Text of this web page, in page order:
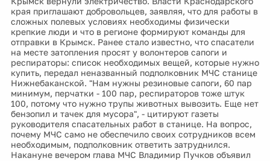
края приглашают добровольцев, заявляя, что для работы в
сложных полевых условиях необходимы физически
крепкие люди и что в регионе формируют команды для
отправки в Крымск. Ранее стало известно, что спасатели
на месте затопления просят у волонтеров сапоги и
респираторы: список необходимых вещей, которые нужно
купить, передал неназванный подполковник МЧС станице
Нижнебаканской. "Нам нужны резиновые сапоги, 60 пар
минимум, перчатки - 100 пар, респираторов тоже штук
100, потому что нужно трупы животных вывозить. Еще нет
бензопил и тачек для мусора", - цитируют газеты
руководителя спасательных работ в станице. На вопрос,
почему МЧС само не обеспечило своих сотрудников всем
необходимым, подполковник ответить затруднился.
Накануне вечером глава МЧС Владимир Пучков объявил